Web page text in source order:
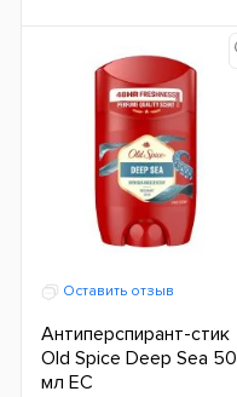
Оставить отзыв
Антиперспирант-стик
Old Spice Deep Sea 50
мл ЕС